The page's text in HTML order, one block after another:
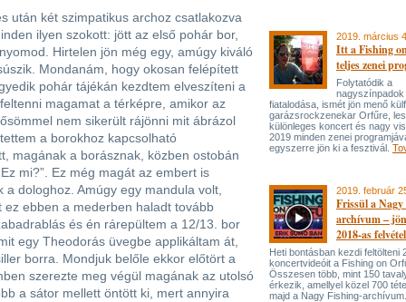
után két szimpatikus archoz csatlakozva
ilyen szokott: jött az első pohár bor,
Hirtelen jön még egy, amúgy kiváló
Mondanám, hogy okosan felépített
pohár tájékán kezdtem elveszíteni a
magamat a térképre, amikor az
nem sikerült rájönni mit ábrázol
a borokhoz kapcsolható
magának a borásznak, közben ostobán
mi?”. Ez még magát az embert is
dologhoz. Amúgy egy mandula volt,
ebben a mederben haladt tovább
és én rárepültem a 12/13. bor
egy Theodorás üvegbe applikáltam át,
borra. Mondjuk belőle ekkor előtört a
szerezte meg végül magának az utolsó
a sátor mellett öntött ki, mert annyira
2019. március
Itt a Fishing
teljes zenei
Folytatódik a
nagyszínpadok
fiatalodása, ismét jön menő
garázsrockzenekar Orfűre,
különleges koncert és nagy
2019 minden zenei
egyszerre jön ki a fesztivál.​
2019. február
Frissül a
archívum –
2018-as
Heti bontásban kezdi feltölteni
koncertvideóit a Fishing on
Összesen több, mint 150
érkezik, amellyel közel 700
majd a Nagy Fishing-